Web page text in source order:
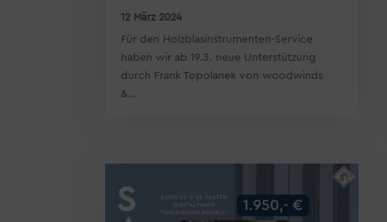
12 März 2024
Für den Holzblasinstrumenten-Service
haben wir ab 19.3. neue Unterstützung
durch Frank Topolanek von woodwinds
&...